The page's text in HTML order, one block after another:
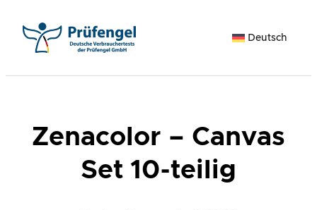
Inhalt
springen
Deutsch
Zenacolor – Canvas
Set 10-teilig